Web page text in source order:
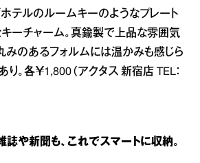
テルのルームキーのようなプレート
ーチャーム。真鍮製で上品な雰囲気
みのあるフォルムには温かみも感じら
り。各￥1,800（アクタス 新宿店 TEL：
誌や新聞も、これでスマートに収納。